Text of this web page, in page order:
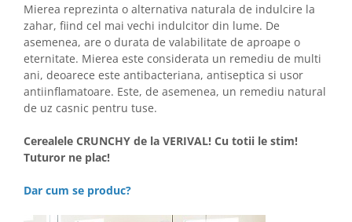
Mierea reprezinta o alternativa naturala de indulcire la
zahar, fiind cel mai vechi indulcitor din lume. De
asemenea, are o durata de valabilitate de aproape o
eternitate. Mierea este considerata un remediu de multi
ani, deoarece este antibacteriana, antiseptica si usor
antiinflamatoare. Este, de asemenea, un remediu natural
de uz casnic pentru tuse.
Cerealele CRUNCHY de la VERIVAL! Cu totii le stim!
Tuturor ne plac!
Dar cum se produc?